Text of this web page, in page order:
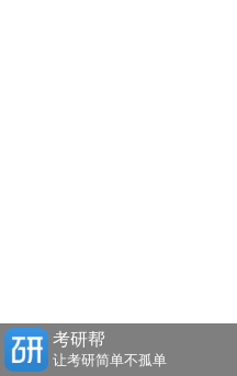
考研帮
让考研简单不孤单